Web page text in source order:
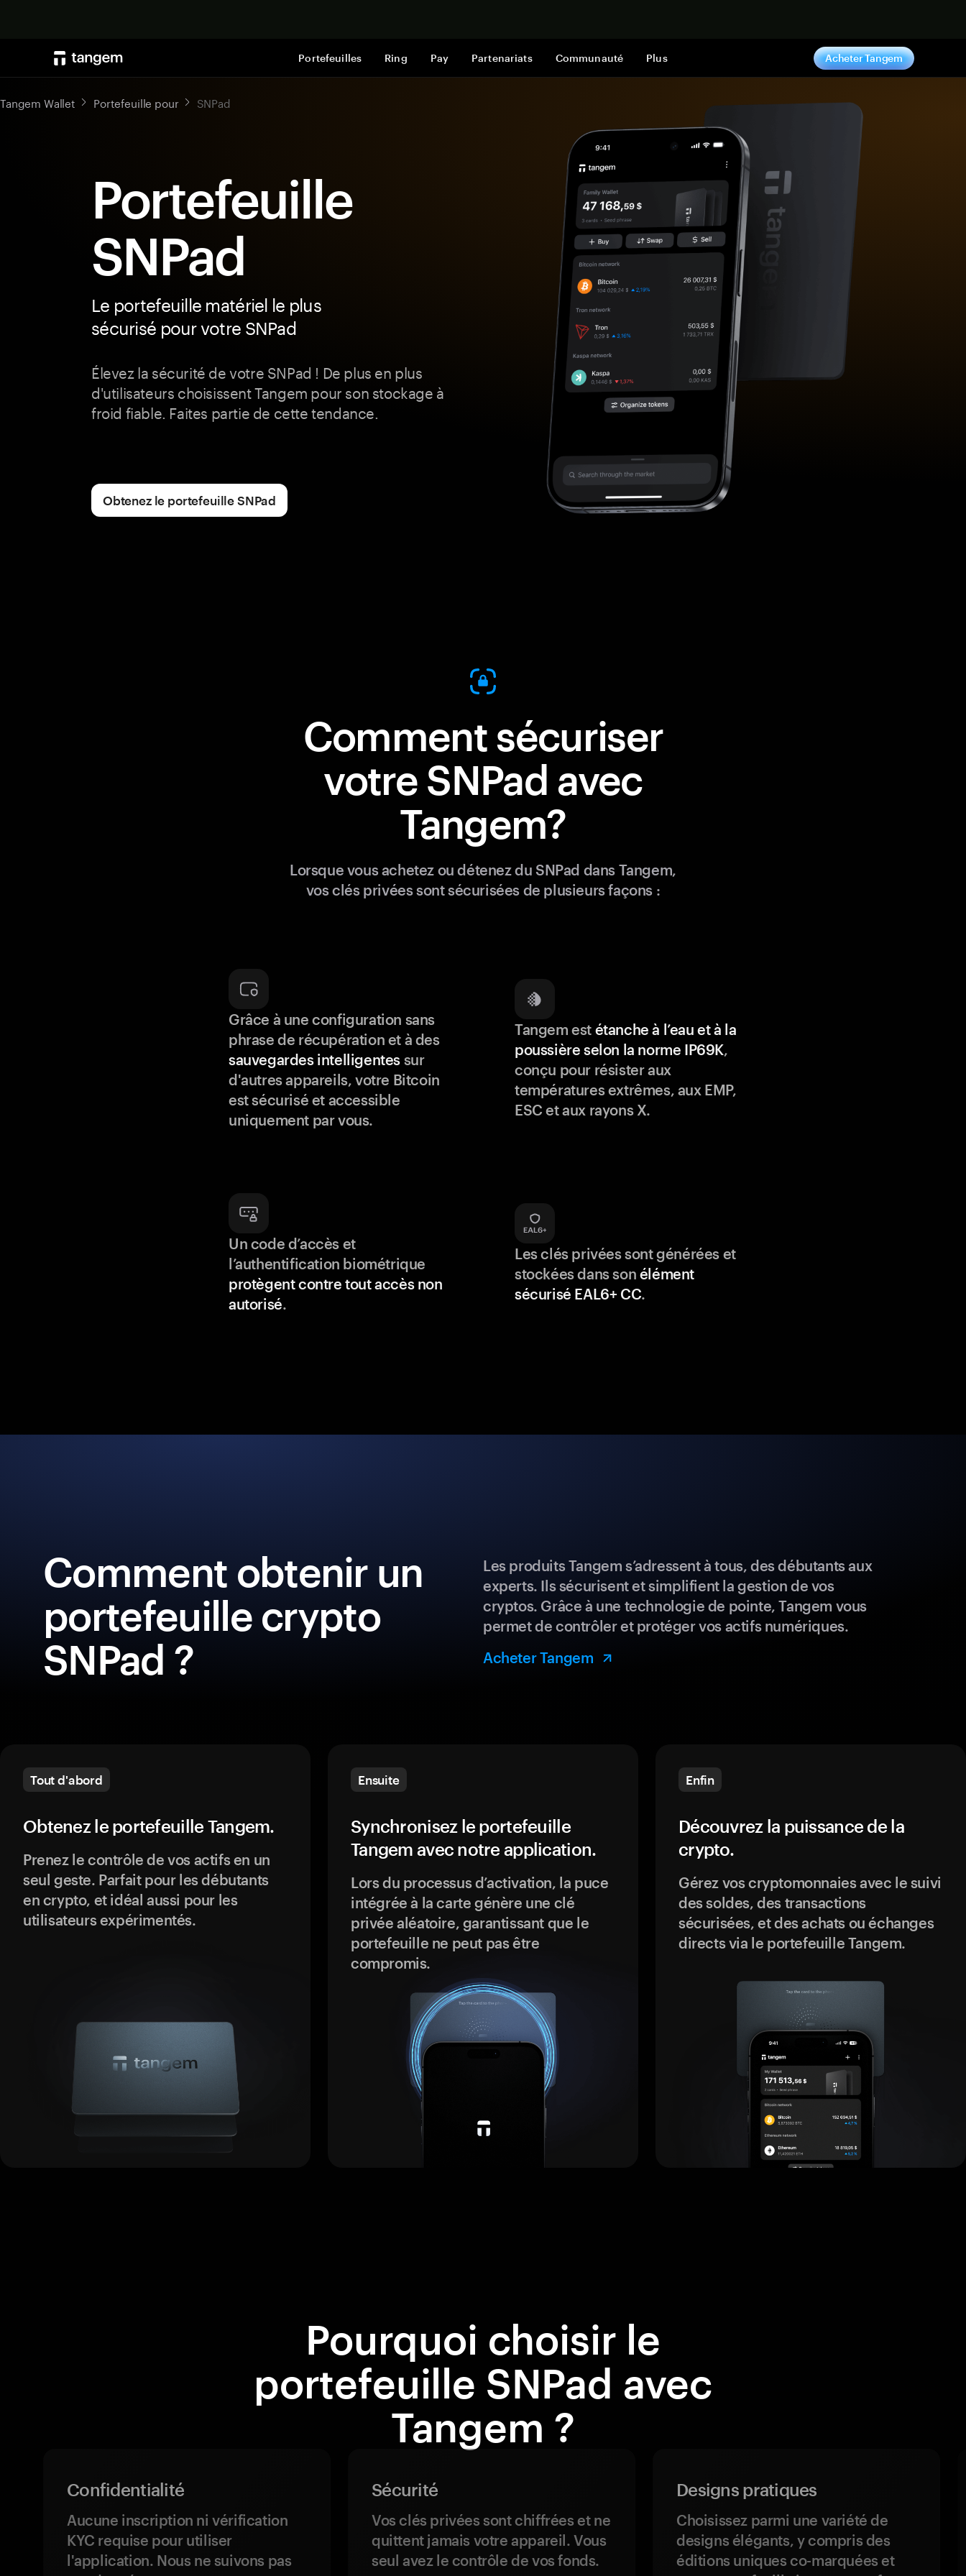
Portefeuilles Ring Pay Partenariats Communauté Plus Acheter Tangem
Tangem Wallet Portefeuille pour SNPad
Portefeuille
SNPad
Le portefeuille matériel le plus
sécurisé pour votre SNPad
Élevez la sécurité de votre SNPad ! De plus en plus
d'utilisateurs choisissent Tangem pour son stockage à
froid fiable. Faites partie de cette tendance.
Obtenez le portefeuille SNPad
Comment sécuriser
votre SNPad avec
Tangem?
Lorsque vous achetez ou détenez du SNPad dans Tangem,
vos clés privées sont sécurisées de plusieurs façons :
Grâce à une configuration sans
phrase de récupération et à des
sauvegardes intelligentes sur
d'autres appareils, votre Bitcoin
est sécurisé et accessible
uniquement par vous.
Tangem est étanche à l’eau et à la
poussière selon la norme IP69K,
conçu pour résister aux
températures extrêmes, aux EMP,
ESC et aux rayons X.
Un code d’accès et
l’authentification biométrique
protègent contre tout accès non
autorisé.
Les clés privées sont générées et
stockées dans son élément
sécurisé EAL6+ CC.
Comment obtenir un
portefeuille crypto
SNPad ?
Les produits Tangem s’adressent à tous, des débutants aux
experts. Ils sécurisent et simplifient la gestion de vos
cryptos. Grâce à une technologie de pointe, Tangem vous
permet de contrôler et protéger vos actifs numériques.
Acheter Tangem
Tout d'abord
Obtenez le portefeuille Tangem.
Prenez le contrôle de vos actifs en un
seul geste. Parfait pour les débutants
en crypto, et idéal aussi pour les
utilisateurs expérimentés.
Ensuite
Synchronisez le portefeuille
Tangem avec notre application.
Lors du processus d’activation, la puce
intégrée à la carte génère une clé
privée aléatoire, garantissant que le
portefeuille ne peut pas être
compromis.
Enfin
Découvrez la puissance de la
crypto.
Gérez vos cryptomonnaies avec le suivi
des soldes, des transactions
sécurisées, et des achats ou échanges
directs via le portefeuille Tangem.
Pourquoi choisir le
portefeuille SNPad avec
Tangem ?
Confidentialité
Aucune inscription ni vérification
KYC requise pour utiliser
l'application. Nous ne suivons pas
Sécurité
Vos clés privées sont chiffrées et ne
quittent jamais votre appareil. Vous
seul avez le contrôle de vos fonds.
Designs pratiques
Choisissez parmi une variété de
designs élégants, y compris des
éditions uniques co-marquées et